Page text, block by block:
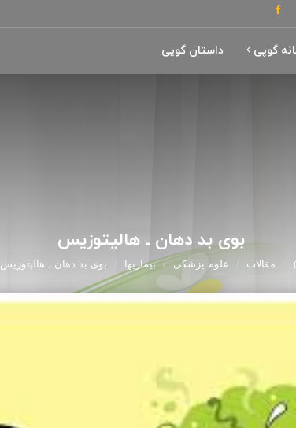
گوپی داستان گوپی
بوی بد دهان ـ هالیتوزیس
مقالات علوم پزشکی بیماریها بوی بد دهان ـ هالیتوزیس